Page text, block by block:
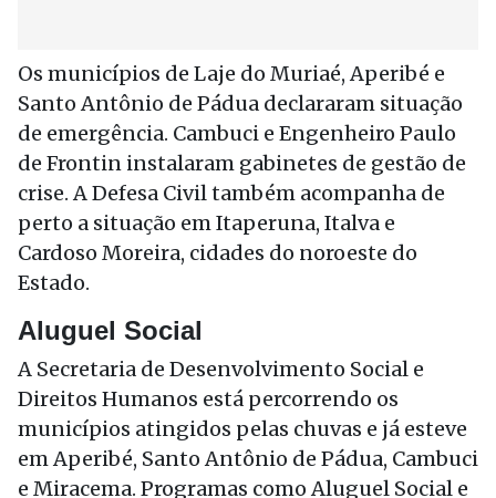
Os municípios de Laje do Muriaé, Aperibé e
Santo Antônio de Pádua declararam situação
de emergência. Cambuci e Engenheiro Paulo
de Frontin instalaram gabinetes de gestão de
crise. A Defesa Civil também acompanha de
perto a situação em Itaperuna, Italva e
Cardoso Moreira, cidades do noroeste do
Estado.
Aluguel Social
A Secretaria de Desenvolvimento Social e
Direitos Humanos está percorrendo os
municípios atingidos pelas chuvas e já esteve
em Aperibé, Santo Antônio de Pádua, Cambuci
e Miracema. Programas como Aluguel Social e